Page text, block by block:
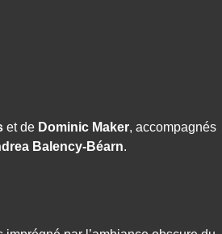
et de Dominic Maker, accompagnés
Balency-Béarn.